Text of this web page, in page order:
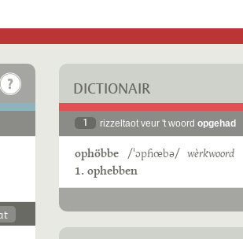
DICTIONAIR
1 rizzeltaot veur 't woord opgehad
ophöbbe /ˈɔpɦœbə/ wèrkwoord
1. ophebben